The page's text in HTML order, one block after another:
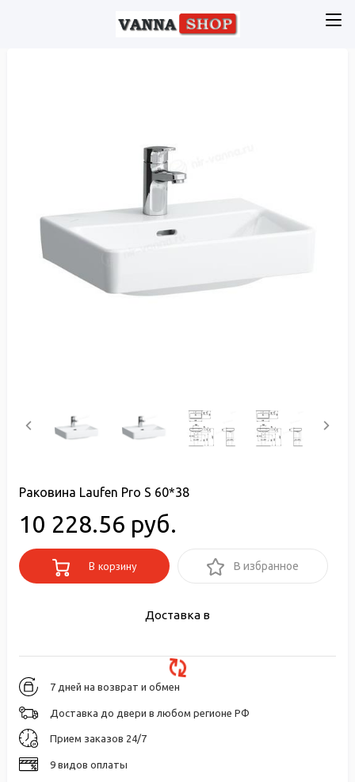
Раковина Laufen Pro S 60*38
10 228.56 руб.
В корзину В избранное
Доставка в
7 дней на возврат и обмен
Доставка до двери в любом регионе РФ
Прием заказов 24/7
9 видов оплаты